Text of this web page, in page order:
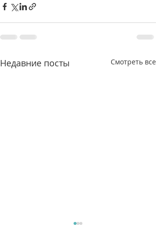
Недавние посты Смотреть все